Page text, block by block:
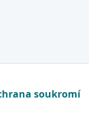
soukromí